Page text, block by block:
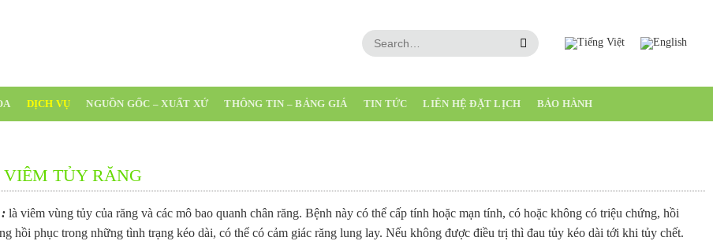
DỊCH VỤ NGUỒN GỐC – XUẤT XỨ THÔNG TIN – BẢNG GIÁ TIN TỨC LIÊN HỆ ĐẶT LỊCH BẢO HÀNH
TỦY RĂNG
: là viêm vùng tủy của răng và các mô bao quanh chân răng. Bệnh này có thể cấp tính hoặc mạn tính, có hoặc không có triệu chứng, hồi
hồi phục trong những tình trạng kéo dài, có thể có cảm giác răng lung lay. Nếu không được điều trị thì đau tủy kéo dài tới khi tủy chết.